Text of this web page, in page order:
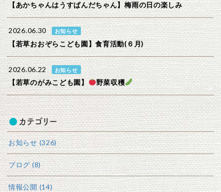
【あかちゃんはうすぱんだちゃん】梅雨の日の楽しみ
2026.06.30 お知らせ
【若草おおぞらこども園】食育活動(６月)
2026.06.22 お知らせ
【若草のがみこども園】 野菜収穫
カテゴリー
お知らせ (326)
ブログ (8)
情報公開 (14)